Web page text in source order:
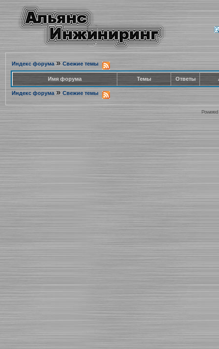
Индекс форума» Свежие темы
Имя форума Темы Ответы
Индекс форума » Свежие темы